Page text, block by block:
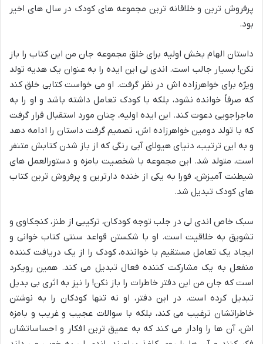
پرفروش ترین و خلاقانه ترین مجموعه های کودک در سال های اخیر
بود.
داستان الهام بخش اولیه برای خلق مجموعه جان من این کتاب را باز
نکن! بسیار جالب است. اندی لی این ایده را به عنوان یک هدیه تولد
ویژه برای خواهرزاده اش در نظر گرفت. او می خواست کتابی خلق کند
که صرفاً خوانده نشود، بلکه با کودک تعامل داشته باشد و او را به
ماجراجویی دعوت کند. این ایده اولیه، چنان مورد استقبال قرار گرفت
که با تولد دومین خواهرزاده اش، تصمیم گرفت داستان را ادامه دهد
و به این ترتیب، دنیای هیولای آبی رنگی که از باز شدن کتابش متنفر
است، متولد شد. این مجموعه با شخصیت بامزه و دستورالعمل های
شیطنت آمیزش، فورا به یکی از خنده دارترین و پرفروش ترین کتاب
های کودک تبدیل شد.
سبک خاص اندی لی در جلب توجه کودکان، ترکیبی از طنز، کنجکاوی و
تشویق به خلاقیت است. او با شکستن قواعد سنتی کتاب خوانی و
ایجاد یک تعامل مستقیم با خواننده، کودک را از یک دریافت کننده
منفعل به یک مشارکت کننده فعال تبدیل می کند. همین رویکرد
است که جان من این دفتر خاطرات را باز نکن! را نیز به اثری بی بدیل
تبدیل کرده است. در این دفتر، او نه تنها کودکان را به نوشتن
خاطراتشان ترغیب می کند، بلکه با سوالات عجیب و غریب و بامزه
اش، آن ها را وادار می کند که به عمیق ترین افکار و احساساتشان